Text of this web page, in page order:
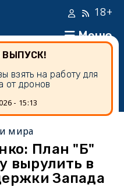
Меню
18+
ВЫПУСК!
взять на работу для
от дронов
- 15:13
мира
План "Б"
вырулить в
Запада